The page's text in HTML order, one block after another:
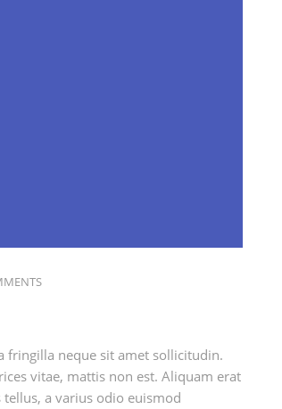
fringilla neque sit amet sollicitudin.
vitae, mattis non est. Aliquam erat
a varius odio euismod